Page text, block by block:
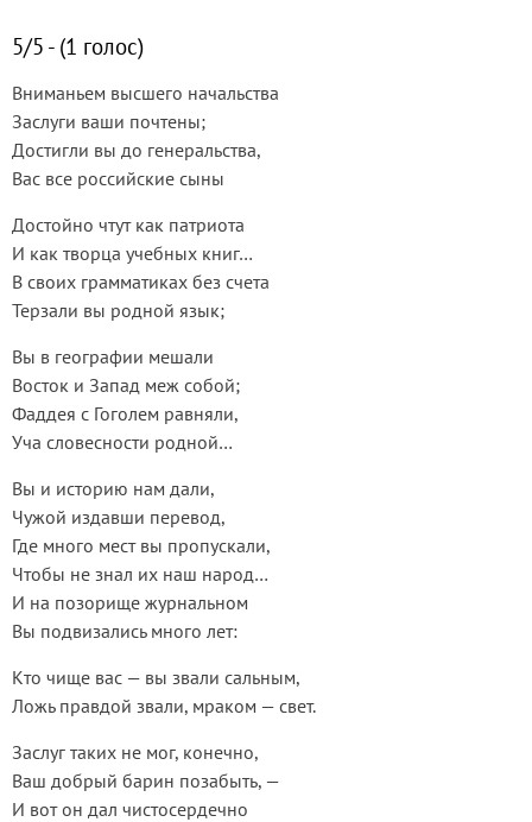
5/5 - (1 голос)
Вниманьем высшего начальства
Заслуги ваши почтены;
Достигли вы до генеральства,
Вас все российские сыны
Достойно чтут как патриота
И как творца учебных книг…
В своих грамматиках без счета
Терзали вы родной язык;
Вы в географии мешали
Восток и Запад меж собой;
Фаддея с Гоголем равняли,
Уча словесности родной…
Вы и историю нам дали,
Чужой издавши перевод,
Где много мест вы пропускали,
Чтобы не знал их наш народ…
И на позорище журнальном
Вы подвизались много лет:
Кто чище вас — вы звали сальным,
Ложь правдой звали, мраком — свет.
Заслуг таких не мог, конечно,
Ваш добрый барин позабыть, —
И вот он дал чистосердечно